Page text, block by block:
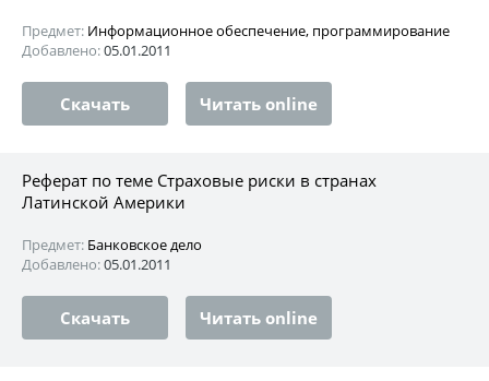
Предмет: Информационное обеспечение, программирование
Добавлено:05.01.2011
Скачать Читать online
Реферат по теме Страховые риски в странах
Латинской Америки
Предмет: Банковское дело
Добавлено:05.01.2011
Скачать Читать online